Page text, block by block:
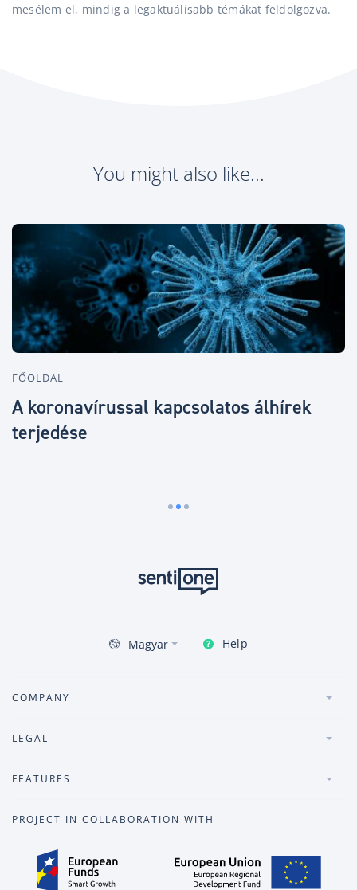
mesélem el, mindig a legaktuálisabb témákat feldolgozva.
You might also like...
FŐOLDAL
A koronavírussal kapcsolatos álhírek
terjedése
Magyar Help
COMPANY
LEGAL
FEATURES
PROJECT IN COLLABORATION WITH